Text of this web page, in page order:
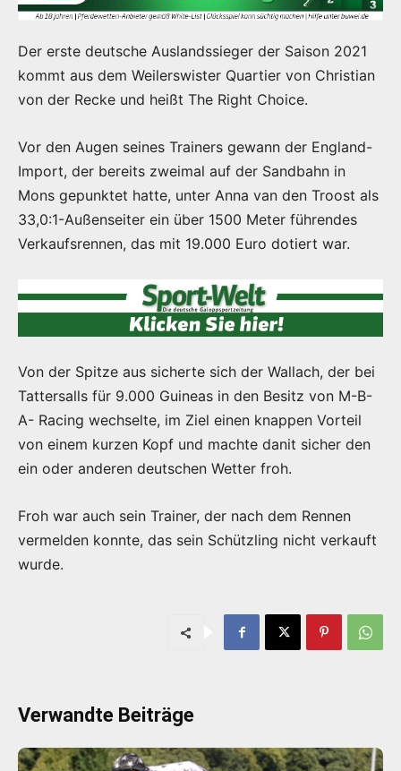
Der erste deutsche Auslandssieger der Saison 2021
kommt aus dem Weilerswister Quartier von Christian
von der Recke und heißt The Right Choice.
Vor den Augen seines Trainers gewann der England-
Import, der bereits zweimal auf der Sandbahn in
Mons gepunktet hatte, unter Anna van den Troost als
33,0:1-Außenseiter ein über 1500 Meter führendes
Verkaufsrennen, das mit 19.000 Euro dotiert war.
Von der Spitze aus sicherte sich der Wallach, der bei
Tattersalls für 9.000 Guineas in den Besitz von M-B-
A- Racing wechselte, im Ziel einen knappen Vorteil
von einem kurzen Kopf und machte danit sicher den
ein oder anderen deutschen Wetter froh.
Froh war auch sein Trainer, der nach dem Rennen
vermelden konnte, das sein Schützling nicht verkauft
wurde.
Verwandte Beiträge